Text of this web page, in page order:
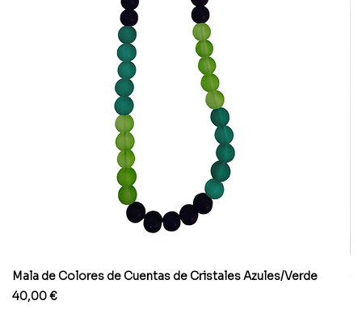
Mala de Colores de Cuentas de Cristales Azules/Verde
Precio
40,00 €